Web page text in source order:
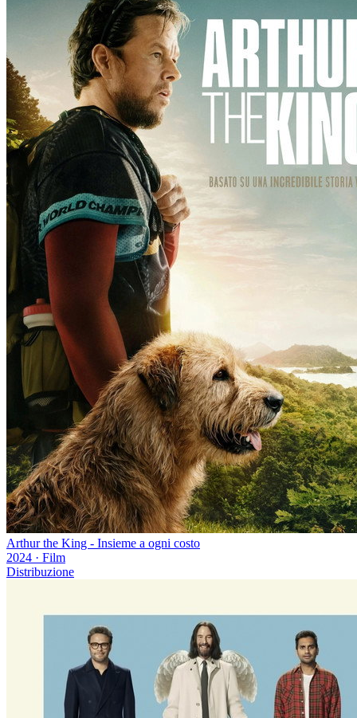
Arthur the King - Insieme a ogni costo
2024 · Film
Distribuzione